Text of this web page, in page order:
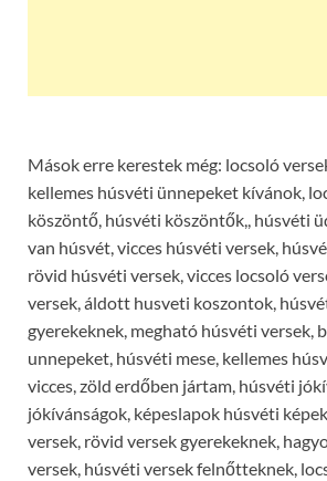
Mások erre kerestek még: locsoló
kellemes húsvéti ünnepeket kívánok,
köszöntő, húsvéti köszöntők,, húsvéti
van húsvét, vicces húsvéti versek,
rövid húsvéti versek, vicces locsoló
versek, áldott husveti koszontok,
gyerekeknek, megható húsvéti versek,
unnepeket, húsvéti mese, kellemes
vicces, zöld erdőben jártam, húsvéti
jókívánságok, képeslapok húsvéti
versek, rövid versek gyerekeknek,
versek, húsvéti versek felnőtteknek,